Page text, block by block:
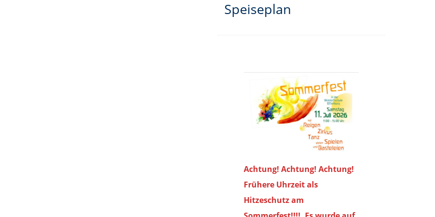
Speiseplan
Achtung! Achtung! Achtung!
Frühere Uhrzeit als
Hitzeschutz am